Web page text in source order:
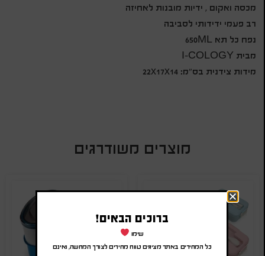
מכסה ואקום , ידיות מובנות לאחיזה
רב פעמי ידידותי לסביבה
נפח כל תא 650ML
מבית I-COLOGY
מידות צידנית בס"מ: 22x17x14
מוצרים משודרגים
ברוכים הבאים!
שימו
כל המחירים באתר מציגים טווח מחירים לצורך המחשה, ואינם